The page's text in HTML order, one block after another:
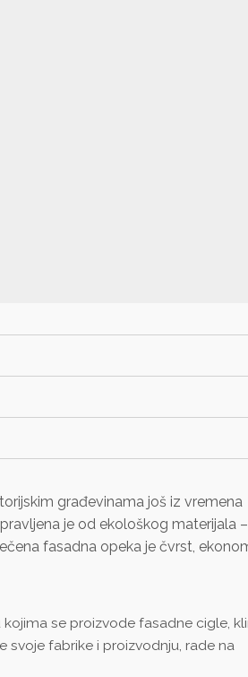
građevinama još iz vremena
je od ekološkog materijala –
fasadna opeka je čvrst,
se proizvode fasadne cigle,
svoje fabrike i proizvodnju, rade na